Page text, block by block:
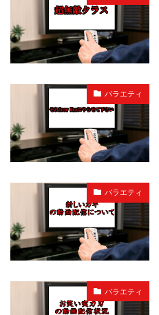
バラエティ
バラエティ
バラエティ